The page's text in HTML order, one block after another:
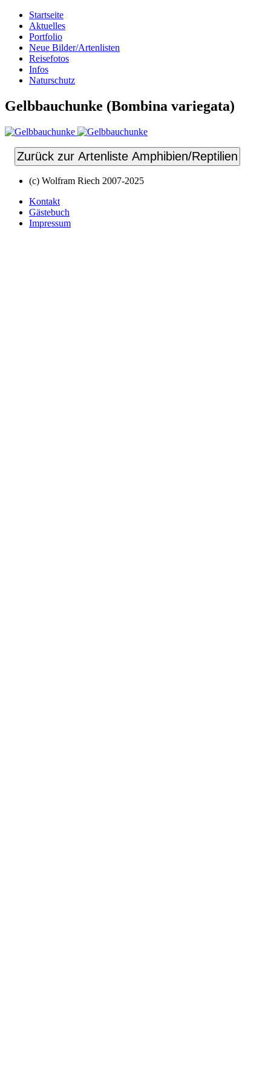
Startseite
Aktuelles
Portfolio
Neue Bilder/Artenlisten
Reisefotos
Infos
Naturschutz
Gelbbauchunke (Bombina variegata)
Zurück zur Artenliste Amphibien/Reptilien
(c) Wolfram Riech 2007-2025
Kontakt
Gästebuch
Impressum